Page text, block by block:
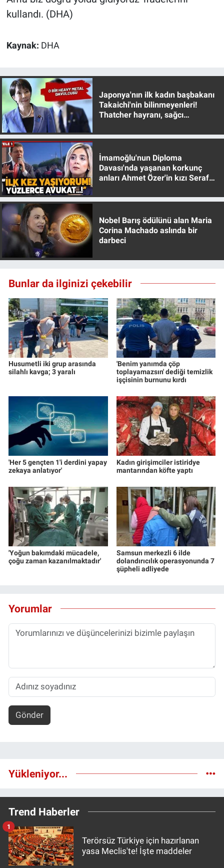
kullandı. (DHA)
Kaynak: DHA
Japonya'nın ilk kadın başbakanı
Takaichi'nin bilinmeyenleri!
Thatcher hayranı, sağcı
İmamoğlu'nun Diploma
Davası'nda yaşanan korkunç
anları Ahmet Özer'in kızı Seraf
Nobel Barış ödülünü alan Maria
Corina Machado aslında bir
darbeci
Bunlar da ilginizi çekebilir
Husumetli iki grup arasında
silahlı kavga; 3 yaralı
'Benim yanımda çöp
toplayamazsın' dediği temizlik
işçisinin burnunu kırdı
'Her 5 gençten 1'i derdini yapay
zekaya anlatıyor'
Kadın girişimciler istiridye
mantarından köfte yaptı
'Yoğun bakımdaki mücadele,
çoğu zaman kazanılmaktadır'
Samsun merkezli 6 ilde
dolandırıcılık operasyonunda 7
şüpheli adliyede
Yorumlar
Gönder
Yükleniyor...
Trend Haberler
Terörsüz Türkiye için hazırlanan
yasa Meclis'te! İşte maddeler
1